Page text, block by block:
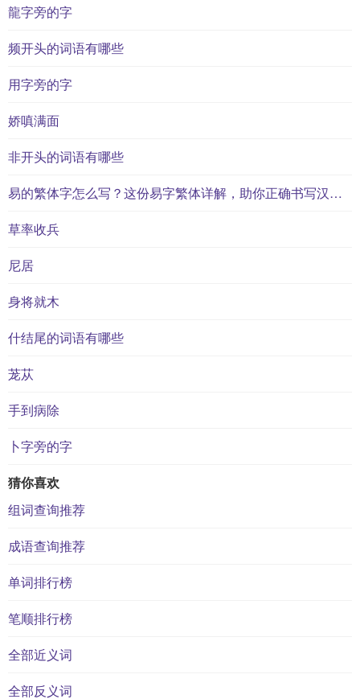
龍字旁的字
频开头的词语有哪些
用字旁的字
娇嗔满面
非开头的词语有哪些
易的繁体字怎么写？这份易字繁体详解，助你正确书写汉字_汉字繁体学习
草率收兵
尼居
身将就木
什结尾的词语有哪些
茏苁
手到病除
卜字旁的字
猜你喜欢
组词查询推荐
成语查询推荐
单词排行榜
笔顺排行榜
全部近义词
全部反义词